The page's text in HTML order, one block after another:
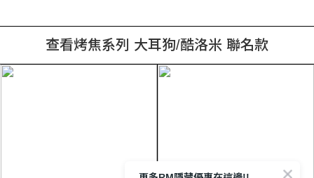
查看烤焦系列 大耳狗/酷洛米 聯名款